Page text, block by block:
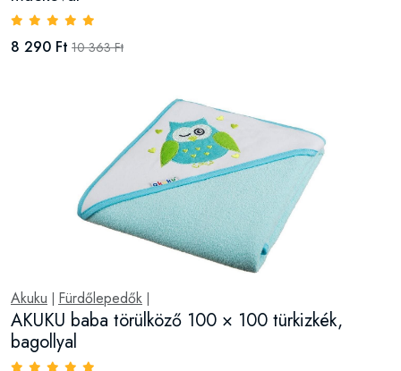
8 290 Ft 10 363 Ft
Akuku Fürdőlepedők
AKUKU baba törülköző 100 × 100 türkizkék,
bagollyal